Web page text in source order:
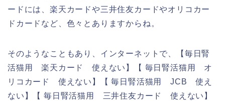
ードには、楽天カードや三井住友カードやオリコカー
ドカードなど、色々とありますからね。
そのようなこともあり、インターネットで、【毎日腎
活猫用 楽天カード 使えない】【 毎日腎活猫用 オ
リコカード 使えない】【 毎日腎活猫用 JCB 使え
ない】【 毎日腎活猫用 三井住友カード 使えない】